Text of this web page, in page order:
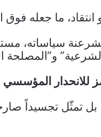
ما جعله فوق
سياساته،
و”المصلحة
للانحدار المؤسسي
تمثّل تجسيداً